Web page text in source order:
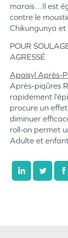
marais…Il est
contre le
Chikungunya et
POUR
AGRESSÉ
Apaisyl Après-
Après-piqûres
rapidement
procure un
diminuer
roll-on permet
Adulte et